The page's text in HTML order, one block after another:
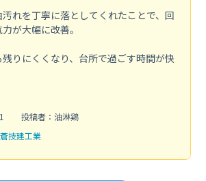
れを丁寧に落としてくれたことで、回
が大幅に改善。
りにくくなり、台所で過ごす時間が快
投稿者：油淋鶏
技建工業